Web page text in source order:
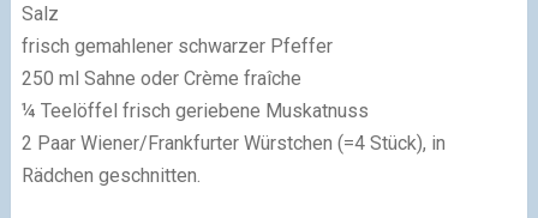
Salz
frisch gemahlener schwarzer Pfeffer
250 ml Sahne oder Crème fraîche
¼ Teelöffel frisch geriebene Muskatnuss
2 Paar Wiener/Frankfurter Würstchen (=4 Stück), in
Rädchen geschnitten.